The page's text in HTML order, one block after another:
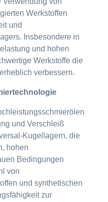
Werkstoffen
und
Insbesondere in
und hohen
Werkstoffe die
verbessern.
und Verschleiß
Kugellagern, die
hohen
Bedingungen
von
und synthetischen
zur